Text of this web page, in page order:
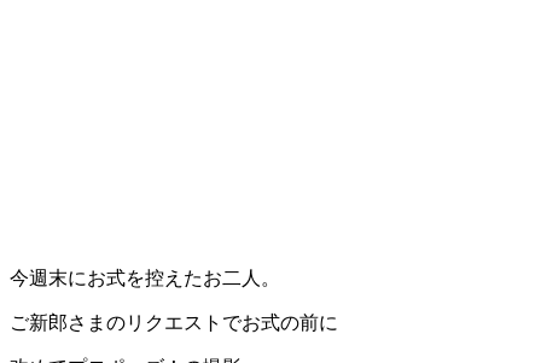
今週末にお式を控えたお二人。
ご新郎さまのリクエストでお式の前に